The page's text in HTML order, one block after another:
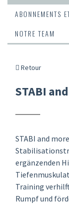
ABONNEMENTS
NOTRE TEAM
Retour
STABI
STABI and
ergänzenden
Training
Rumpf und